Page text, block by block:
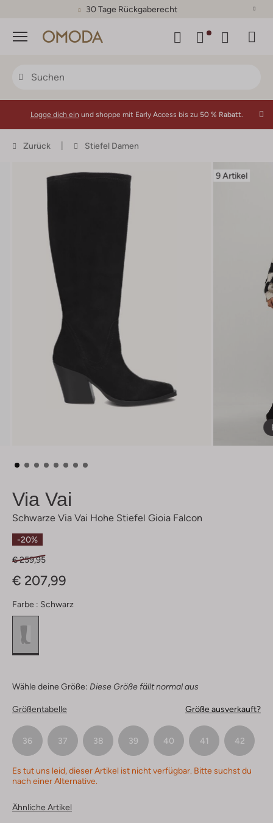
30 Tage Rückgaberecht
Menü
Logge dich ein und shoppe mit Early Access bis zu 50 % Rabatt.
Zurück Stiefel Damen
9 Artikel
Via Vai
Schwarze Via Vai Hohe Stiefel Gioia Falcon
-20%
€ 259,95
€ 207,99
Farbe : Schwarz
Wähle deine Größe: Diese Größe fällt normal aus
Größentabelle Größe ausverkauft?
36 37 38 39 40 41 42
Es tut uns leid, dieser Artikel ist nicht verfügbar. Bitte suchst du
nach einer Alternative.
Ähnliche Artikel